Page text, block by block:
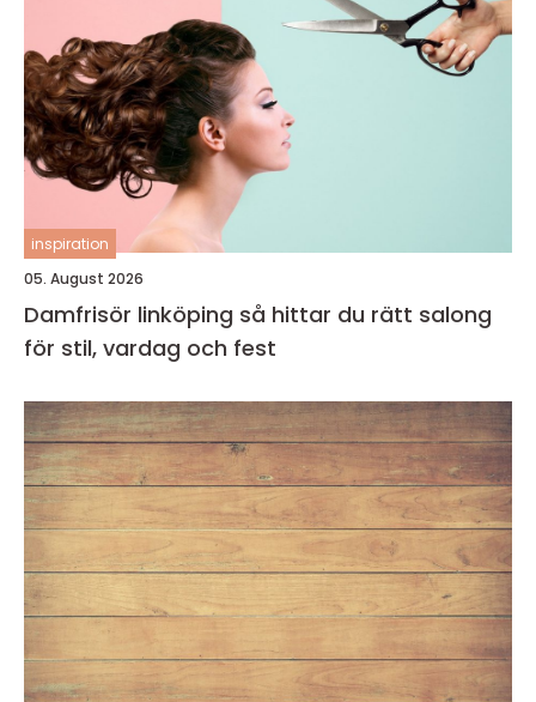
inspiration
05. August 2026
Damfrisör linköping så hittar du rätt salong
för stil, vardag och fest